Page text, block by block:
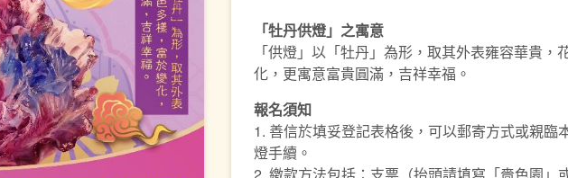
「牡丹供燈」之寓意
「供燈」以「牡丹」為形，取其外表雍容華貴，
化，更寓意富貴圓滿，吉祥幸福。
報名須知
1. 善信於填妥登記表格後，可以郵寄方式或親臨
燈手續。